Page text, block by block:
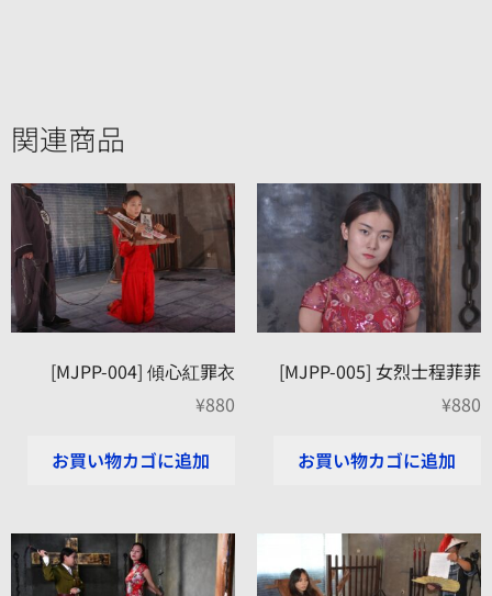
関連商品
[MJPP-004] 傾心紅罪衣
¥880
お買い物カゴに追加
[MJPP-005] 女烈士程菲菲
¥880
お買い物カゴに追加